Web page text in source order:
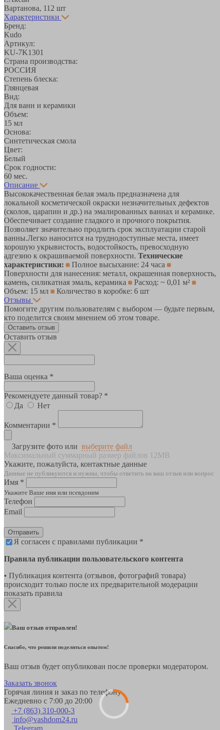
Вартанова, 11 2 шт
Характеристики
Бренд:
Kudo
Артикул:
KU-7K1301
Страна производства:
РОССИЯ
Степень блеска:
Глянцевая
Вид:
Для ванн и керамики
Объем:
15 мл
Основа:
Синтетическая смола
Цвет:
Белый
Срок годности:
60 мес.
Описание
Высококачественная белая эмаль предназначена для
локальной косметической окраски незначительных дефектов
(сколов, царапин и др.) на эмалированных ваннах и керамике.
Обеспечивает создание гладкого и прочного покрытия.
Позволяет значительно продлить срок эксплуатации старой
ванны.Легко наносится на труднодоступные места, имеет
хорошую укрывистость, водостойкость, превосходную
адгезию к окрашиваемой поверхности. Технические
характеристики:
Полное высыхание: 24 часа
Поверхности для нанесения: металл, окрашенная поверхность,
камень, силикатная эмаль, керамика
Расход: ~ 0,01 м²
Объем: 15 мл
Количество в коробке: 6 шт
Отзывы
Помогите другим пользователям с выбором — будьте первым,
кто поделится своим мнением об этом товаре.
Оставить отзыв
Оставить отзыв
Ваша оценка *
Рекомендуете данный товар? *
Да
Нет
Комментарии *
Загрузите фото или выберите файл
Максимальный суммарный размер файлов 12MB
Укажите, пожалуйста, контактные данные
Данные не публикуются и нужны, чтобы ответить на ваш отзыв или вопрос
Имя *
Укажите Ваше имя или псевдоним
Телефон
Email
Отправить
Я согласен с правилами публикации *
Правила публикации пользовательского контента
• Публикация контента (отзывов, фотографий товара)
происходит только после их предварительной модерации
показать правила
Ваш отзыв отправлен!
Спасибо, что решили поделиться опытом!
Ваш отзыв будет опубликован после проверки модератором.
Заказать звонок
Горячая линия и заказ по телефону
Ежедневно с 7:00 до 20:00
+7 (863) 310-000-3
info@vashdom24.ru
Telegram